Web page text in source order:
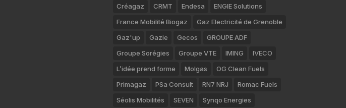
Créagaz
CRMT Endesa
ENGIE Solutions
France Mobilité Biogaz
Gaz Electricité de Grenoble
Gaz'up
Gazie Gecos
GROUPE ADF
Groupe Sorégies
Groupe VTE IMING
IVECO
L’idée prend forme
Molgas
OG Clean Fuels
Primagaz
PSa Consult RN7 NRJ
Romac Fuels
Séolis Mobilités
SEVEN Synqo Energies